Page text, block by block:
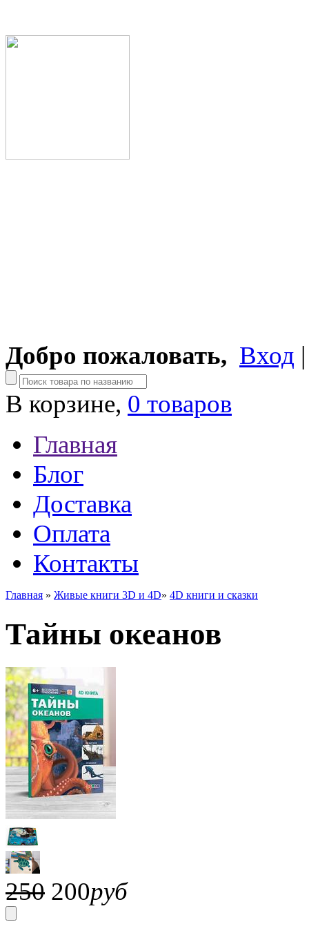
Добро пожаловать, Вход
В корзине, 0 товаров
Главная
Блог
Доставка
Оплата
Контакты
Главная » Живые книги 3D и 4D» 4D книги и сказки
Тайны океанов
250 200руб